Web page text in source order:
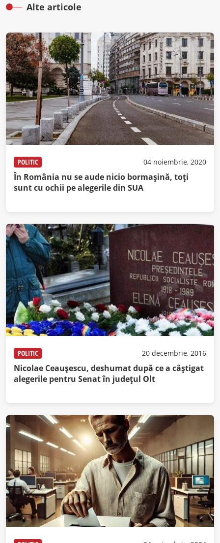
Alte articole
POLITIC 04 noiembrie, 2020
În România nu se aude nicio bormașină, toți
sunt cu ochii pe alegerile din SUA
POLITIC 20 decembrie, 2016
Nicolae Ceauşescu, deshumat după ce a câştigat
alegerile pentru Senat în judeţul Olt